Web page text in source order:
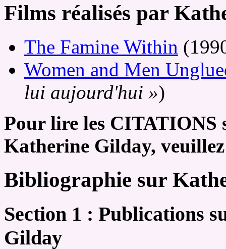
Films réalisés par
The Famine Within
Women and Men
lui aujourd'hui »)
Pour lire les CITATIONS
Katherine Gilday,
Bibliographie sur
Section 1 : Publications
Gilday